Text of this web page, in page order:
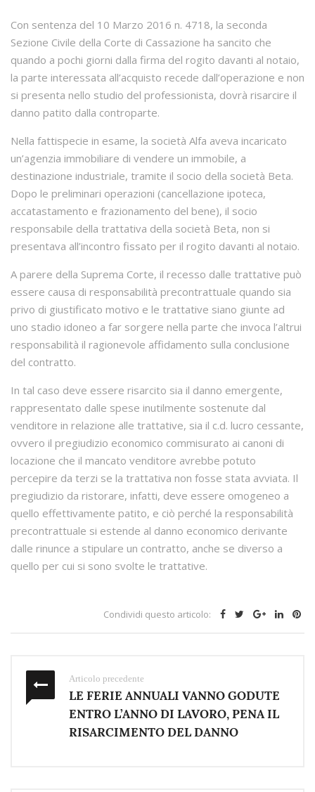
Con sentenza del 10 Marzo 2016 n. 4718, la seconda
Sezione Civile della Corte di Cassazione ha sancito che
quando a pochi giorni dalla firma del rogito davanti al notaio,
la parte interessata all’acquisto recede dall’operazione e non
si presenta nello studio del professionista, dovrà risarcire il
danno patito dalla controparte.
Nella fattispecie in esame, la società Alfa aveva incaricato
un’agenzia immobiliare di vendere un immobile, a
destinazione industriale, tramite il socio della società Beta.
Dopo le preliminari operazioni (cancellazione ipoteca,
accatastamento e frazionamento del bene), il socio
responsabile della trattativa della società Beta, non si
presentava all’incontro fissato per il rogito davanti al notaio.
A parere della Suprema Corte, il recesso dalle trattative può
essere causa di responsabilità precontrattuale quando sia
privo di giustificato motivo e le trattative siano giunte ad
uno stadio idoneo a far sorgere nella parte che invoca l’altrui
responsabilità il ragionevole affidamento sulla conclusione
del contratto.
In tal caso deve essere risarcito sia il danno emergente,
rappresentato dalle spese inutilmente sostenute dal
venditore in relazione alle trattative, sia il c.d. lucro cessante,
ovvero il pregiudizio economico commisurato ai canoni di
locazione che il mancato venditore avrebbe potuto
percepire da terzi se la trattativa non fosse stata avviata. Il
pregiudizio da ristorare, infatti, deve essere omogeneo a
quello effettivamente patito, e ciò perché la responsabilità
precontrattuale si estende al danno economico derivante
dalle rinunce a stipulare un contratto, anche se diverso a
quello per cui si sono svolte le trattative.
Condividi questo articolo:
Articolo precedente
LE FERIE ANNUALI VANNO GODUTE
ENTRO L’ANNO DI LAVORO, PENA IL
RISARCIMENTO DEL DANNO